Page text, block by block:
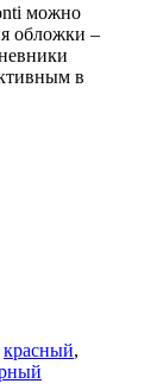
можно
обложки –
в
красный,